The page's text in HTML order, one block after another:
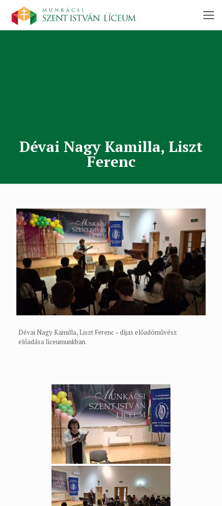
Dévai Nagy Kamilla, Liszt
Ferenc
Dévai Nagy Kamilla, Liszt Ferenc – dìjas előadóművész
előadása lìceumunkban.